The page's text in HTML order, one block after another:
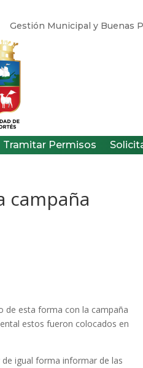
Gestión Municipal y Buenas
Tramitar Permisos
campaña
de esta forma con la campaña
estos fueron colocados en
igual forma informar de las